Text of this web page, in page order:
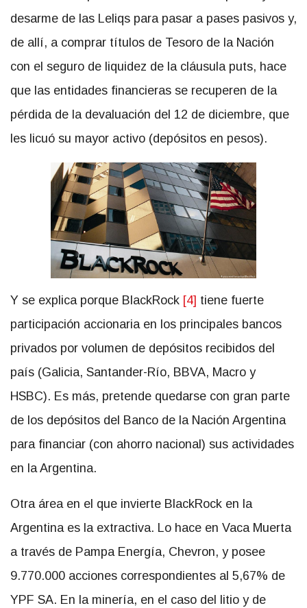
desarme de las Leliqs para pasar a pases pasivos y,
de allí, a comprar títulos de Tesoro de la Nación
con el seguro de liquidez de la cláusula puts, hace
que las entidades financieras se recuperen de la
pérdida de la devaluación del 12 de diciembre, que
les licuó su mayor activo (depósitos en pesos).
Y se explica porque BlackRock [4] tiene fuerte
participación accionaria en los principales bancos
privados por volumen de depósitos recibidos del
país (Galicia, Santander-Río, BBVA, Macro y
HSBC). Es más, pretende quedarse con gran parte
de los depósitos del Banco de la Nación Argentina
para financiar (con ahorro nacional) sus actividades
en la Argentina.
Otra área en el que invierte BlackRock en la
Argentina es la extractiva. Lo hace en Vaca Muerta
a través de Pampa Energía, Chevron, y posee
9.770.000 acciones correspondientes al 5,67% de
YPF SA. En la minería, en el caso del litio y de